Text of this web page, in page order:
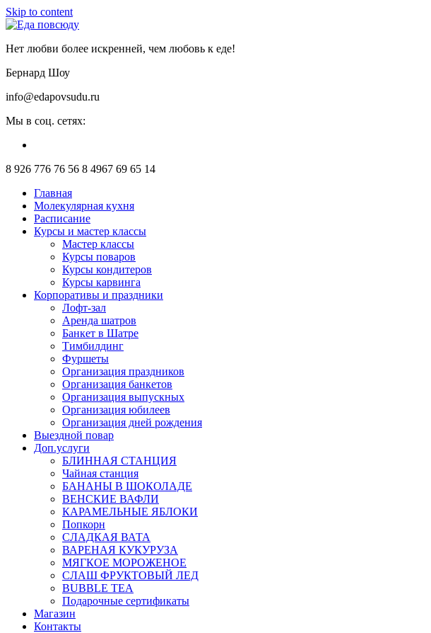
Skip to content
Нет любви более искренней, чем любовь к еде!
Бернард Шоу
info@edapovsudu.ru
Мы в соц. сетях:
8 926 776 76 56 8 4967 69 65 14
Главная
Молекулярная кухня
Расписание
Курсы и мастер классы
Мастер классы
Курсы поваров
Курсы кондитеров
Курсы карвинга
Корпоративы и праздники
Лофт-зал
Аренда шатров
Банкет в Шатре
Тимбилдинг
Фуршеты
Организация праздников
Организация банкетов
Организация выпускных
Организация юбилеев
Организация дней рождения
Выездной повар
Доп.услуги
БЛИННАЯ СТАНЦИЯ
Чайная станция
БАНАНЫ В ШОКОЛАДЕ
ВЕНСКИЕ ВАФЛИ
КАРАМЕЛЬНЫЕ ЯБЛОКИ
Попкорн
СЛАДКАЯ ВАТА
ВАРЕНАЯ КУКУРУЗА
МЯГКОЕ МОРОЖЕНОЕ
СЛАШ ФРУКТОВЫЙ ЛЕД
BUBBLE TEA
Подарочные сертификаты
Магазин
Контакты